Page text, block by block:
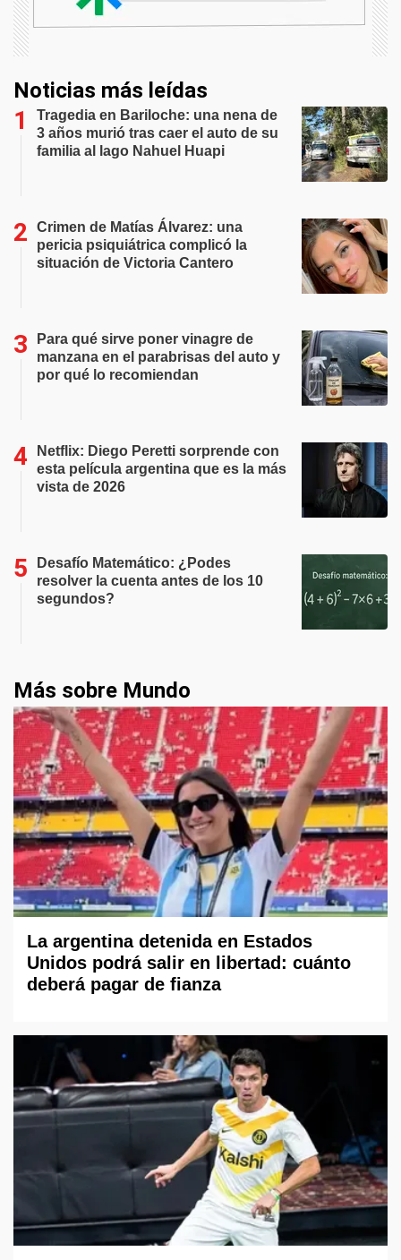
Noticias más leídas
Tragedia en Bariloche: una nena de
3 años murió tras caer el auto de su
familia al lago Nahuel Huapi
Crimen de Matías Álvarez: una
pericia psiquiátrica complicó la
situación de Victoria Cantero
Para qué sirve poner vinagre de
manzana en el parabrisas del auto y
por qué lo recomiendan
Netflix: Diego Peretti sorprende con
esta película argentina que es la más
vista de 2026
Desafío Matemático: ¿Podes
resolver la cuenta antes de los 10
segundos?
Más sobre Mundo
La argentina detenida en Estados
Unidos podrá salir en libertad: cuánto
deberá pagar de fianza